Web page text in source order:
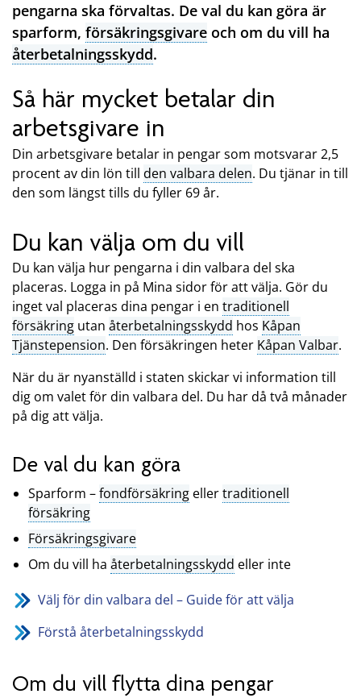
pengarna ska förvaltas. De val du kan göra är
sparform, försäkringsgivare och om du vill ha
återbetalningsskydd.
Så här mycket betalar din
arbetsgivare in
Din arbetsgivare betalar in pengar som motsvarar 2,5
procent av din lön till den valbara delen. Du tjänar in till
den som längst tills du fyller 69 år.
Du kan välja om du vill
Du kan välja hur pengarna i din valbara del ska
placeras. Logga in på Mina sidor för att välja. Gör du
inget val placeras dina pengar i en traditionell
försäkring utan återbetalningsskydd hos Kåpan
Tjänstepension. Den försäkringen heter Kåpan Valbar.
När du är nyanställd i staten skickar vi information till
dig om valet för din valbara del. Du har då två månader
på dig att välja.
De val du kan göra
Sparform –fondförsäkring ellertraditionell
försäkring
Försäkringsgivare
Om du vill ha återbetalningsskydd eller inte
Välj för din valbara del – Guide för att välja
Förstå återbetalningsskydd
Om du vill flytta dina pengar